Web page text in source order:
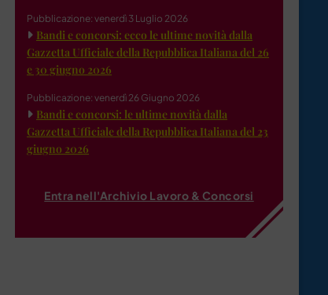
Pubblicazione: venerdì 3 Luglio 2026
Bandi e concorsi: ecco le ultime novità dalla
Gazzetta Ufficiale della Repubblica Italiana del 26
e 30 giugno 2026
Pubblicazione: venerdì 26 Giugno 2026
Bandi e concorsi: le ultime novità dalla
Gazzetta Ufficiale della Repubblica Italiana del 23
giugno 2026
Entra nell'Archivio Lavoro & Concorsi